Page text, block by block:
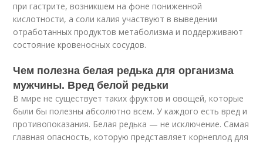
при гастрите, возникшем на фоне пониженной
кислотности, а соли калия участвуют в выведении
отработанных продуктов метаболизма и поддерживают
состояние кровеносных сосудов.
Чем полезна белая редька для организма
мужчины. Вред белой редьки
В мире не существует таких фруктов и овощей, которые
были бы полезны абсолютно всем. У каждого есть вред и
противопоказания. Белая редька — не исключение. Самая
главная опасность, которую представляет корнеплод для